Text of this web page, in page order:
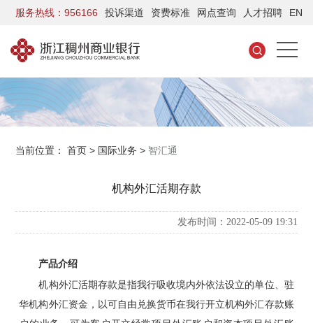
服务热线：956166 投诉渠道 资费标准 网点查询 人才招聘 EN
当前位置：首页 > 国际业务 > 智汇通
机构外汇活期存款
发布时间：2022-05-09 19:31
产品介绍
机构外汇活期存款是指我行吸收境内外依法设立的单位、驻
华机构外汇资金，以可自由兑换货币在我行开立机构外汇存款账